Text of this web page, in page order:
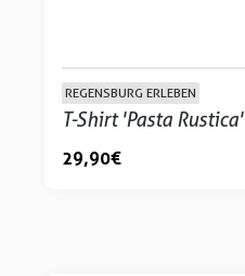
REGENSBURG ERLEBEN
T-Shirt 'Pasta Rustica'
29,90 €